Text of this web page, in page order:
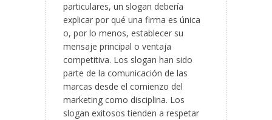
particulares, un slogan debería
explicar por qué una firma es única
o, por lo menos, establecer su
mensaje principal o ventaja
competitiva. Los slogan han sido
parte de la comunicación de las
marcas desde el comienzo del
marketing como disciplina. Los
slogan exitosos tienden a respetar